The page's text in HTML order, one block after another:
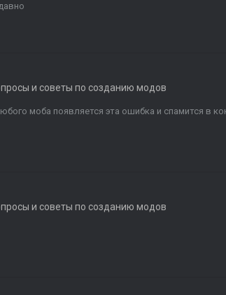
и советы по созданию модов
моба появляется эта ошибка и спамится в
и советы по созданию модов